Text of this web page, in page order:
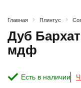
Главная Плинтус
Дуб
мдф
Есть в наличии